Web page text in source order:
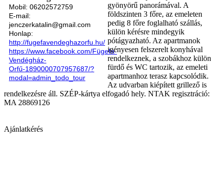
Mobil: 06202572759
E-mail:
jenczerkatalin@gmail.com
Honlap:
http://fugefavendeghazorfu.hu/
https://www.facebook.com/Fügefa-
Vendégház-
Orfű-1890000707957687/?
modal=admin_todo_tour
gyönyörű panorámával. A
földszinten 3 főre, az emeleten
pedig 8 főre foglalható szállás,
külön kérésre mindegyik
pótágyazható. Az apartmanok
igényesen felszerelt konyhával
rendelkeznek, a szobákhoz külön
fürdő és WC tartozik, az emeleti
apartmanhoz terasz kapcsolódik.
Az udvarban kiépített grillező is
rendelkezésre áll. SZÉP-kártya elfogadó hely. NTAK regisztráció:
MA 28869126
Ajánlatkérés